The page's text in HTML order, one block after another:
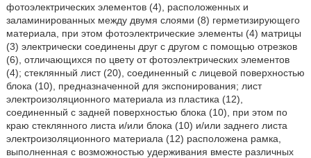
фотоэлектрических элементов (4), расположенных и
заламинированных между двумя слоями (8) герметизирующего
материала, при этом фотоэлектрические элементы (4) матрицы
(3) электрически соединены друг с другом с помощью отрезков
(6), отличающихся по цвету от фотоэлектрических элементов
(4); стеклянный лист (20), соединенный с лицевой поверхностью
блока (10), предназначенной для экспонирования; лист
электроизоляционного материала из пластика (12),
соединенный с задней поверхностью блока (10), при этом по
краю стеклянного листа и/или блока (10) и/или заднего листа
электроизоляционного материала (12) расположена рамка,
выполненная с возможностью удерживания вместе различных